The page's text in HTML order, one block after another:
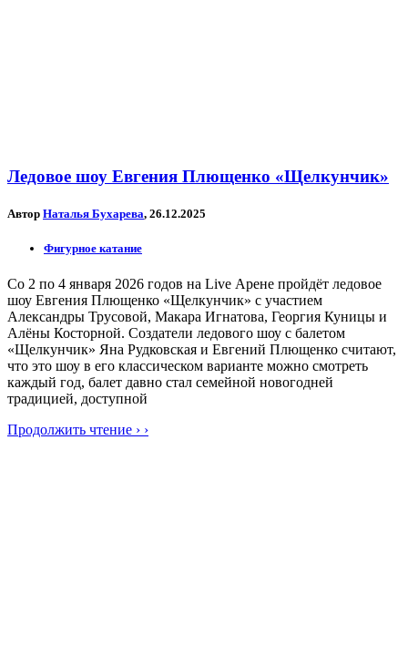
Ледовое шоу Евгения Плющенко «Щелкунчик»
Автор Наталья Бухарева, 26.12.2025
Фигурное катание
Со 2 по 4 января 2026 годов на Live Арене пройдёт ледовое
шоу Евгения Плющенко «Щелкунчик» с участием
Александры Трусовой, Макара Игнатова, Георгия Куницы и
Алёны Косторной. Создатели ледового шоу с балетом
«Щелкунчик» Яна Рудковская и Евгений Плющенко считают,
что это шоу в его классическом варианте можно смотреть
каждый год, балет давно стал семейной новогодней
традицией, доступной
Продолжить чтение › ›